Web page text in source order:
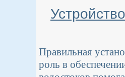
Правильная
роль в